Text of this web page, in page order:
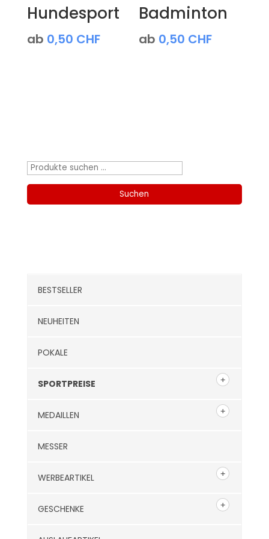
Hundesport
ab 0,50 CHF
Badminton
ab 0,50 CHF
Suchen
Suchen
BESTSELLER
NEUHEITEN
POKALE
SPORTPREISE
MEDAILLEN
MESSER
WERBEARTIKEL
GESCHENKE